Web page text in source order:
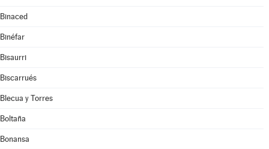
Binaced
Binéfar
Bisaurri
Biscarrués
Blecua y Torres
Boltaña
Bonansa